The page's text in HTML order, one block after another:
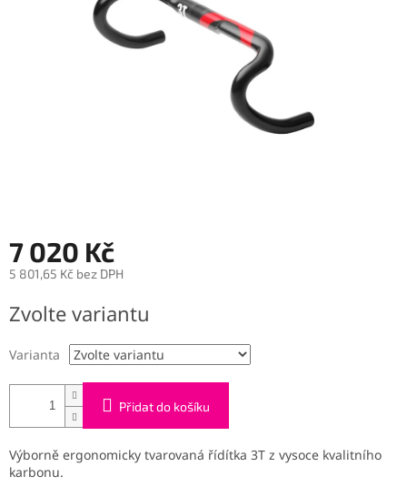
7 020 Kč
5 801,65 Kč bez DPH
cena:
Zvolte variantu
Varianta
Přidat do košíku
Výborně ergonomicky tvarovaná řídítka 3T z vysoce kvalitního
karbonu.